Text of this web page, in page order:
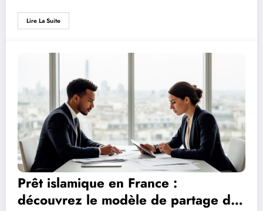
Lire La Suite
Prêt islamique en France :
découvrez le modèle de partage des